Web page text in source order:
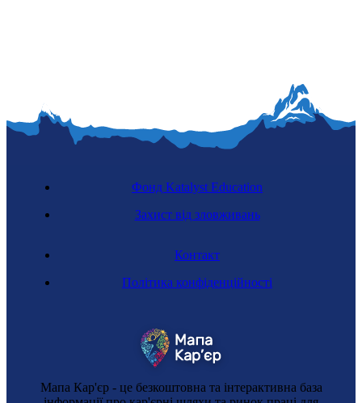
Мапа Кар'єр - це безкоштовна та інтерактивна база
Контакт
Політика конфіденційності
Фонд Katalyst Education
Захист від зловживань